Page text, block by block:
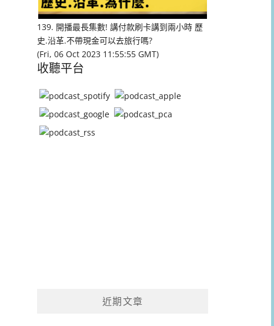
量。
139. 開播最長集數! 講付款刷卡講到兩小時 歷
史.沿革.不帶現金可以去旅行嗎?
(Fri, 06 Oct 2023 11:55:55 GMT)
收聽平台
近期文章